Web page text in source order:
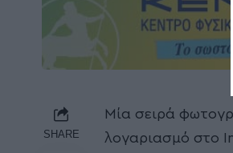
SHARE
Μία σειρά
λογαριασμό στο